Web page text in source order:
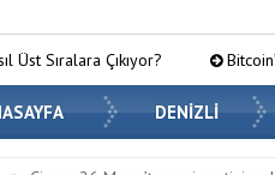
Bitcoin’de Gözler Kritik
DENİZLİ